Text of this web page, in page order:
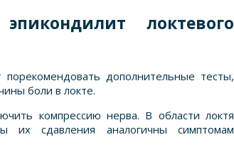
локтевого
дополнительные тесты,
боли в локте.
компрессию нерва. В области локтя
их сдавления аналогичны симптомам